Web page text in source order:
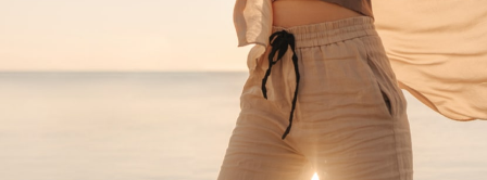
SHOPPING GUIDEショッピ
よくあるご質問